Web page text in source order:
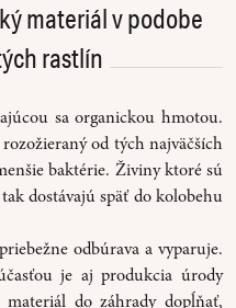
materiál v podobe
rastlín
sa organickou hmotou.
od tých najväčších
baktérie. Živiny ktoré sú
dostávajú späť do kolobehu
odbúrava a vyparuje.
je aj produkcia úrody
do záhrady dopĺňať,